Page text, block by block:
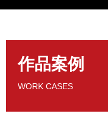
作品案例
WORK CASES